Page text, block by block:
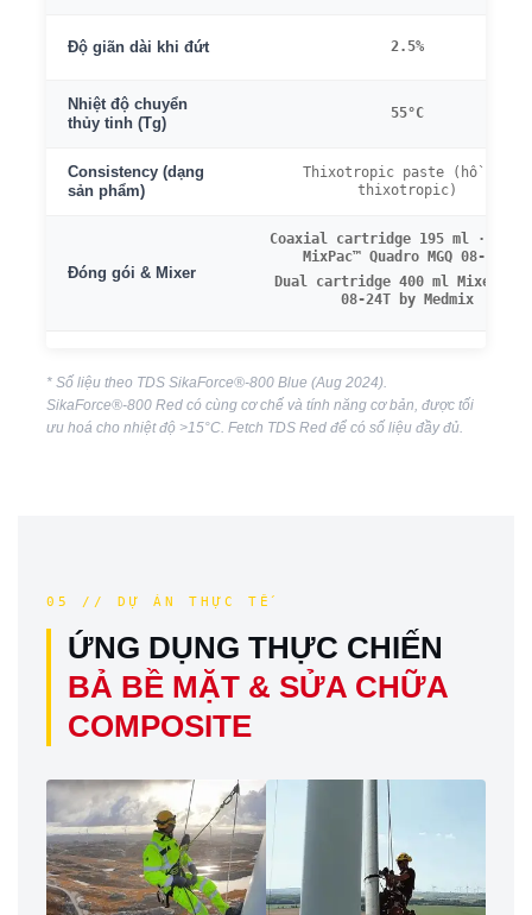
Độ giãn dài khi đứt 2.5%
Nhiệt độ chuyển
thủy tinh (Tg)
55°C
Consistency (dạng
sản phẩm)
Thixotropic paste (hồ đặc
thixotropic)
Đóng gói & Mixer
Coaxial cartridge 195 ml ·
MixPac™ Quadro MGQ 08-20T
Dual cartridge 400 ml Mixer:
08-24T by Medmix
* Số liệu theo TDS SikaForce®-800 Blue (Aug 2024).
SikaForce®-800 Red có cùng cơ chế và tính năng cơ bản, được tối
ưu hoá cho nhiệt độ >15°C. Fetch TDS Red để có số liệu đầy đủ.
05 // DỰ ÁN THỰC TẾ
ỨNG DỤNG THỰC CHIẾN
BẢ BỀ MẶT & SỬA CHỮA
COMPOSITE